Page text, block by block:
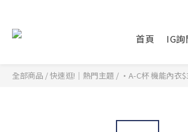
首頁 IG
全部商品 /快速逛!｜熱門主題 / •A-C杯 機能內衣